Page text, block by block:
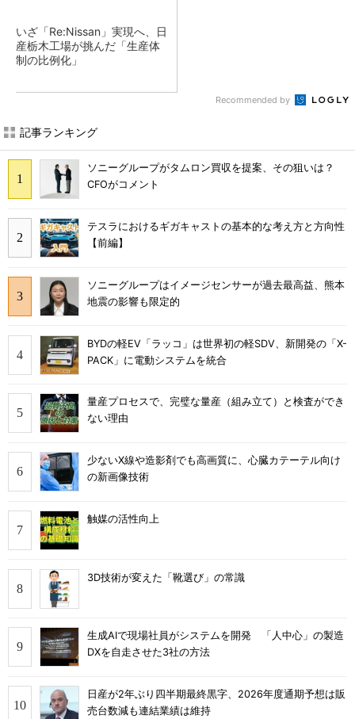
いざ「Re:Nissan」実現へ、日
産栃木工場が挑んだ「生産体
制の比例化」
Recommended by
記事ランキング
ソニーグループがタムロン買収を提案、その狙いは？
CFOがコメント
テスラにおけるギガキャストの基本的な考え方と方向性
【前編】
ソニーグループはイメージセンサーが過去最高益、熊本
地震の影響も限定的
BYDの軽EV「ラッコ」は世界初の軽SDV、新開発の「X-
PACK」に電動システムを統合
量産プロセスで、完璧な量産（組み立て）と検査ができ
ない理由
少ないX線や造影剤でも高画質に、心臓カテーテル向け
の新画像技術
触媒の活性向上
3D技術が変えた「靴選び」の常識
生成AIで現場社員がシステムを開発 「人中心」の製造
DXを自走させた3社の方法
日産が2年ぶり四半期最終黒字、2026年度通期予想は販
売台数減も連結業績は維持